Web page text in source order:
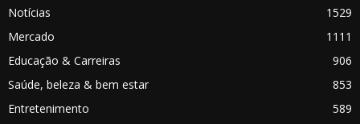
Notícias
1529
Mercado
1111
Educação & Carreiras
906
Saúde, beleza & bem estar
853
Entretenimento
589